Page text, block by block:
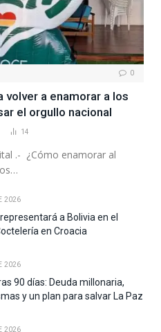
0
volver a enamorar a los
el orgullo nacional
14
.- ¿Cómo enamorar al
2026
a Bolivia en el
en Croacia
2026
90 días: Deuda millonaria,
y un plan para salvar La Paz
2026